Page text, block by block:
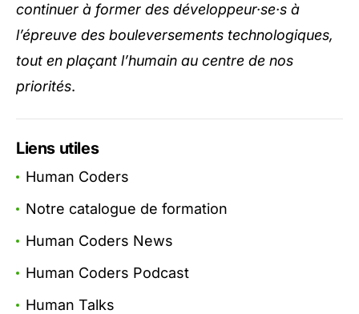
continuer à former des développeur·se·s à
l’épreuve des bouleversements technologiques,
tout en plaçant l’humain au centre de nos
priorités.
Liens utiles
Human Coders
Notre catalogue de formation
Human Coders News
Human Coders Podcast
Human Talks